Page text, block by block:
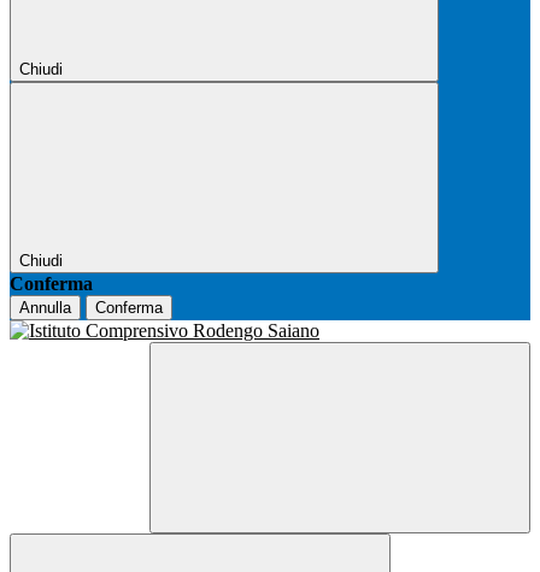
Chiudi
Chiudi
Conferma
Annulla Conferma